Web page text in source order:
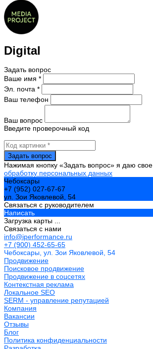
Digital
Задать вопрос
Ваше имя *
Эл. почта *
Ваш телефон
Ваш вопрос
Введите проверочный код
Нажимая кнопку «Задать вопрос» я даю свое
обработку персональных данных
Чебоксары
+7 (952) 027-67-67
ул. Зои Яковлевой, 54
Связаться с руководителем
Написать
Загрузка карты ...
Связаться с нами
info@iperformance.ru
+7 (900) 452-65-65
Чебоксары, ул. Зои Яковлевой, 54
Продвижение
Поисковое продвижение
Продвижение в соцсетях
Контекстная реклама
Локальное SEO
SERM - управление репутацией
Компания
Вакансии
Отзывы
Блог
Политика конфиденциальности